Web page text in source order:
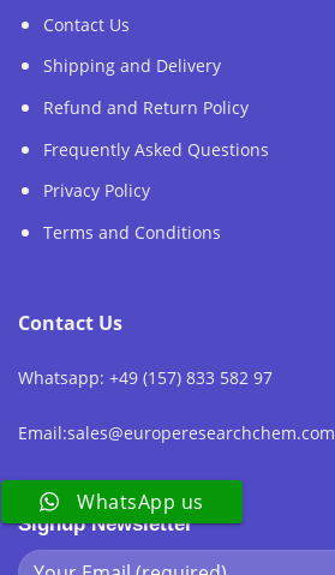
Contact Us
Shipping and Delivery
Refund and Return Policy
Frequently Asked Questions
Privacy Policy
Terms and Conditions
Contact Us
Whatsapp: +49 (157) 833 582 97
Email:sales@europeresearchchem.com
Signup Newsletter
WhatsApp us